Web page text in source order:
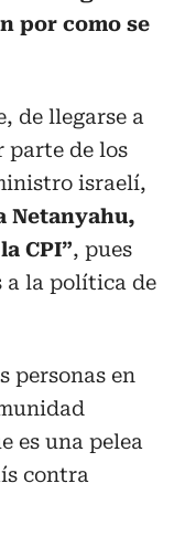
por como se
de llegarse a
parte de los
israelí,
Netanyahu,
CPI”, pues
a la política de
personas en
es una pelea
contra